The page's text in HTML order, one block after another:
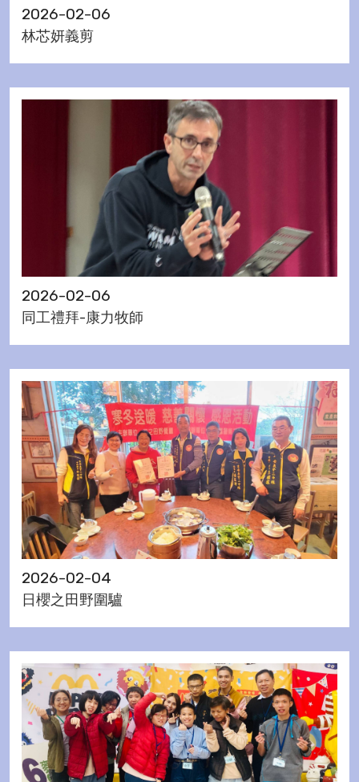
2026-02-06
林芯妍義剪
2026-02-06
同工禮拜-康力牧師
2026-02-04
日櫻之田野圍驢